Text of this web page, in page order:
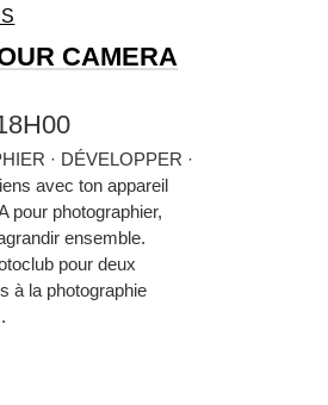
CAMERA
· DÉVELOPPER ·
avec ton appareil
pour photographier,
ensemble.
pour deux
à la photographie